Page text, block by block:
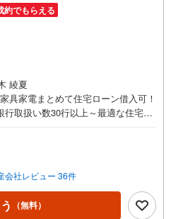
約でもらえる
綾夏
具家電まとめて住宅ローン借入可！
取扱い数30行以上～最適な住宅ロ
勤続年数1ヶ月（2）自己資金0円
/派遣社員/アルバイト/パート/独
滞、滞納、個信アウト対応可
ーン（6）金融機関の借入まとめ
し費用等おまとめローン（7）永住権
残債有でも相談可能●3つの安心サポ
会社レビュー 36件
（無料）